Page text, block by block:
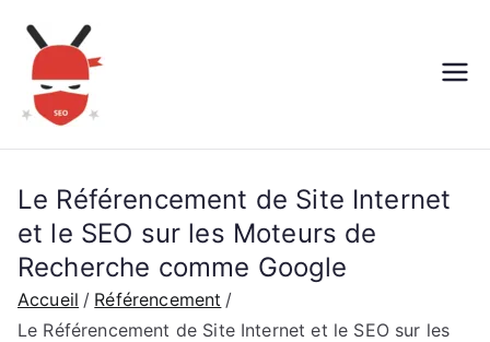
contenu
Le Référencement de Site Internet
et le SEO sur les Moteurs de
Recherche comme Google
Accueil
Référencement
Le Référencement de Site Internet et le SEO sur les